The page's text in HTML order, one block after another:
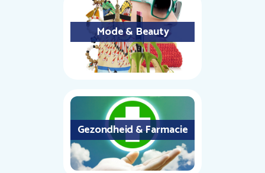
Mode & Beauty
Gezondheid & Farmacie